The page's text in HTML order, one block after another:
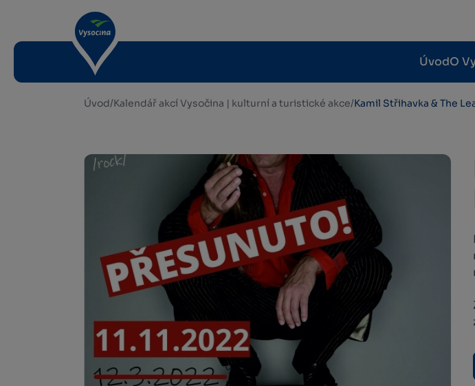
ÚvodO
Úvod/Kalendář akcí Vysočina | kulturní a turistické akce/Kamil Střihavka & The